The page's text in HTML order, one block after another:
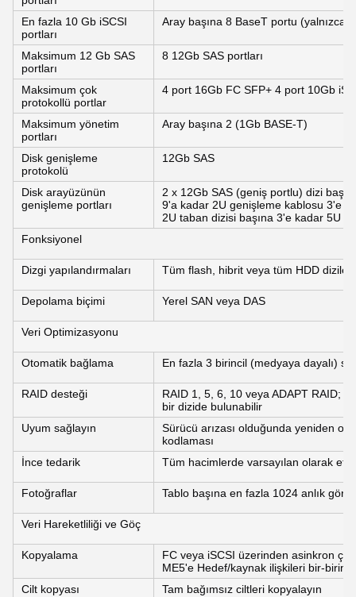
En fazla 10 Gb iSCSI
portları
Aray başına 8 BaseT portu (yalnızca
Maksimum 12 Gb SAS
portları
8 12Gb SAS portları
Maksimum çok
protokollü portlar
4 port 16Gb FC SFP+ 4 port 10Gb
Maksimum yönetim
portları
Aray başına 2 (1Gb BASE-T)
Disk genişleme
protokolü
12Gb SAS
Disk arayüzünün
genişleme portları
2 x 12Gb SAS (geniş portlu) dizi
9'a kadar 2U genişleme kablosu 3'e
2U taban dizisi başına 3'e kadar 5U
Fonksiyonel
Dizgi yapılandırmaları Tüm flash, hibrit veya tüm HDD dizileri
Depolama biçimi Yerel SAN veya DAS
Veri Optimizasyonu
Otomatik bağlama En fazla 3 birincil (medyaya dayalı)
RAID desteği
RAID 1, 5, 6, 10 veya ADAPT RAID;
bir dizide bulunabilir
Uyum sağlayın
Sürücü arızası olduğunda yeniden
kodlaması
İnce tedarik
Tüm hacimlerde varsayılan olarak
Fotoğraflar Tablo başına en fazla 1024 anlık
Veri Hareketliliği ve Göç
Kopyalama
FC veya iSCSI üzerinden asinkron
ME5'e Hedef/kaynak ilişkileri bir-
Cilt kopyası
Tam bağımsız ciltleri kopyalayın